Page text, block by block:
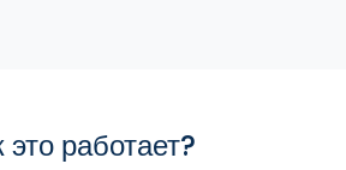
это работает?